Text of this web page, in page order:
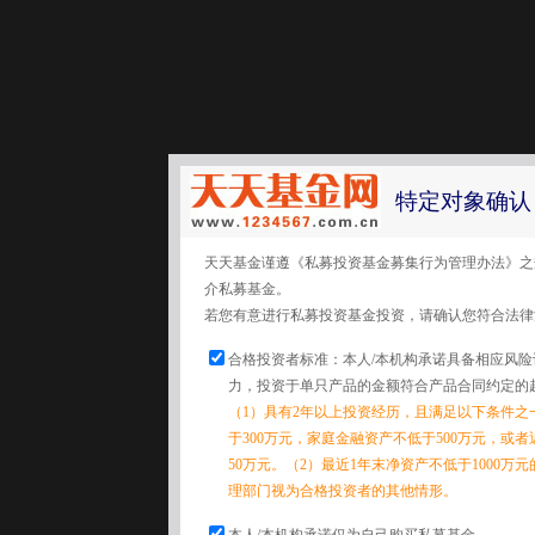
特定对象确认
天天基金谨遵《私募投资基金募集行为管理办法》
介私募基金。
若您有意进行私募投资基金投资，请确认您符合法
合格投资者标准：本人/本机构承诺具备相应风
力，投资于单只产品的金额符合产品合同约定的
（1）具有2年以上投资经历，且满足以下条件
于300万元，家庭金融资产不低于500万元，或
50万元。（2）最近1年末净资产不低于1000万
理部门视为合格投资者的其他情形。